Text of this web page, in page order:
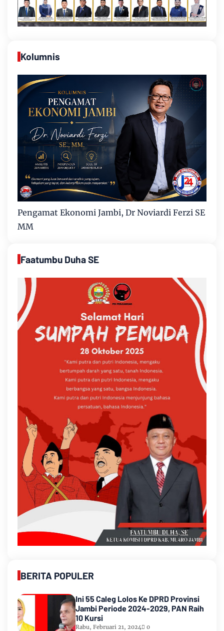
Kolumnis
Pengamat Ekonomi Jambi, Dr Noviardi Ferzi SE
MM
Faatumbu Duha SE
BERITA POPULER
Ini 55 Caleg Lolos Ke DPRD Provinsi
Jambi Periode 2024-2029, PAN Raih
10 Kursi
Rabu, Februari 21, 2024 0